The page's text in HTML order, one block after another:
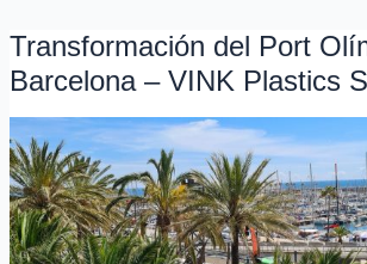
Transformación del Port
Barcelona – VINK Plastics
Transformación
del
Port
Olímpic
Barcelona
–
VINK
Plastics
Spain